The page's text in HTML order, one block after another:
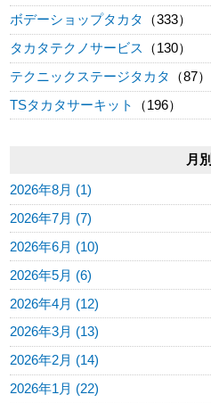
ボデーショップタカタ
（333）
タカタテクノサービス
（130）
テクニックステージタカタ
（87）
TSタカタサーキット
（196）
月別
2026年8月 (1)
2026年7月 (7)
2026年6月 (10)
2026年5月 (6)
2026年4月 (12)
2026年3月 (13)
2026年2月 (14)
2026年1月 (22)